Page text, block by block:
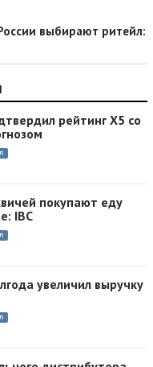
выбирают ритейл:
рейтинг X5 со
покупают еду
IBC
увеличил выручку